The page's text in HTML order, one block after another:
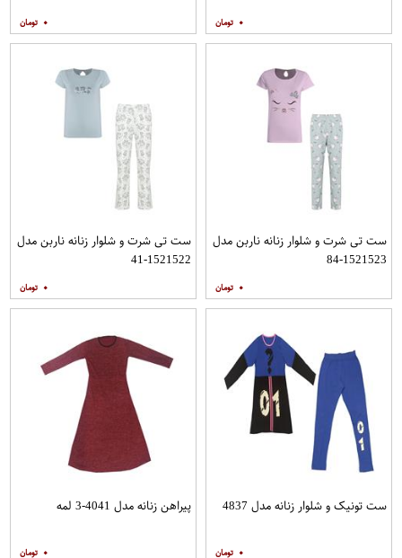
۰ ۰
ست تی شرت و شلوار زنانه ناربن مدل
1521523-84
۰
ست تی شرت و شلوار زنانه ناربن مدل
1521522-41
۰
ست تونیک و شلوار زنانه مدل 4837
۰
پیراهن زنانه مدل 4041-3 لمه
۰